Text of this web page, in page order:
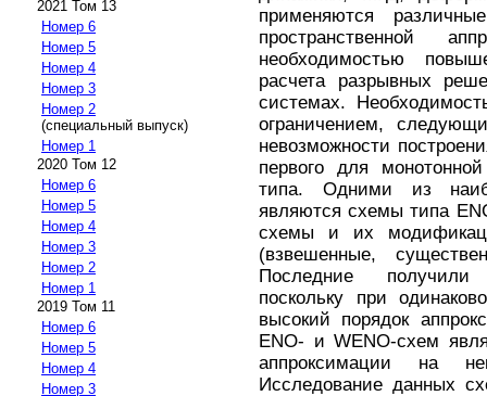
2021 Том 13
Номер 6
Номер 5
Номер 4
Номер 3
Номер 2
(специальный выпуск)
Номер 1
2020 Том 12
Номер 6
Номер 5
Номер 4
Номер 3
Номер 2
Номер 1
2019 Том 11
Номер 6
Номер 5
Номер 4
Номер 3
применяются
пространственной
необходимостью
расчета разрывных
системах.
ограничением,
невозможности
первого для
типа. Одними из
являются схемы типа
схемы и их
(взвешенные,
Последние получили
поскольку при
высокий порядок
ENO- и WENO-схем
аппроксимации на
Исследование данных